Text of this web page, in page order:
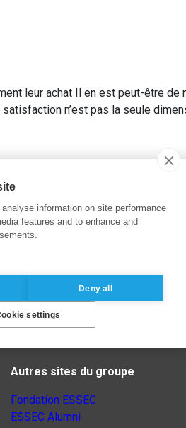
leur achat Il en est peut-être de
n’est pas la seule
Autres sites du groupe
Fondation ESSEC
ESSEC Alumni
information on site performance
features and to enhance and
Deny all
settings